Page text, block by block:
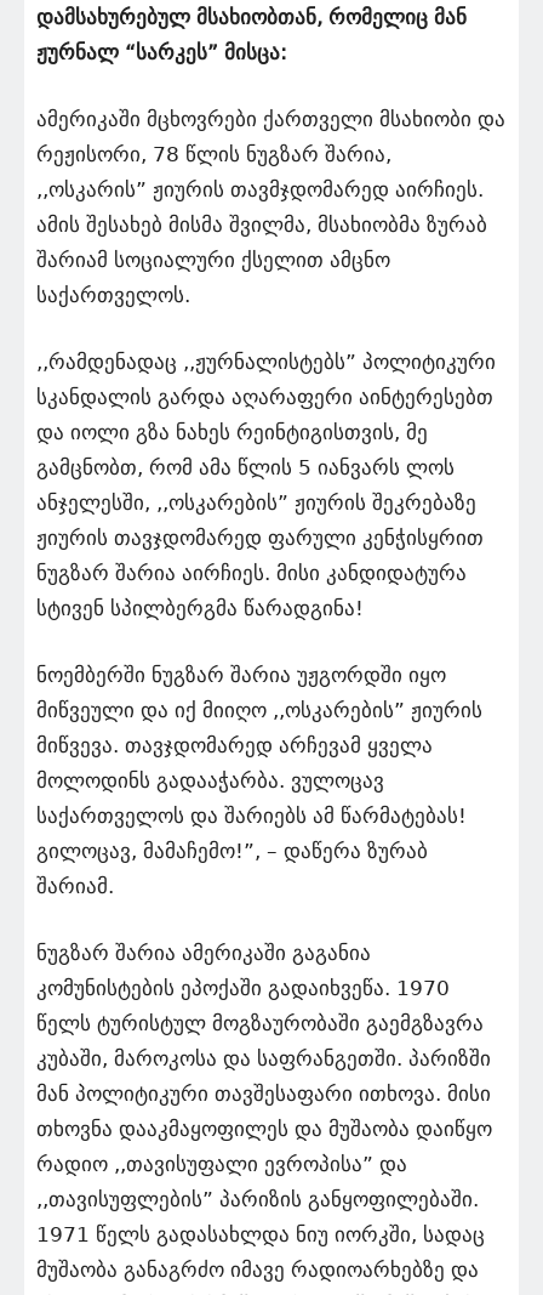
დამსახურებულ მსახიობთან, რომელიც მან
ჟურნალ “სარკეს” მისცა:
ამერიკაში მცხოვრები ქართველი მსახიობი და
რეჟისორი, 78 წლის ნუგზარ შარია,
,,ოსკარის” ჟიურის თავმჯდომარედ აირჩიეს.
ამის შესახებ მისმა შვილმა, მსახიობმა ზურაბ
შარიამ სოციალური ქსელით ამცნო
საქართველოს.
,,რამდენადაც ,,ჟურნალისტებს” პოლიტიკური
სკანდალის გარდა აღარაფერი აინტერესებთ
და იოლი გზა ნახეს რეინტიგისთვის, მე
გამცნობთ, რომ ამა წლის 5 იანვარს ლოს
ანჯელესში, ,,ოსკარების” ჟიურის შეკრებაზე
ჟიურის თავჯდომარედ ფარული კენჭისყრით
ნუგზარ შარია აირჩიეს. მისი კანდიდატურა
სტივენ სპილბერგმა წარადგინა!
ნოემბერში ნუგზარ შარია უჟგორდში იყო
მიწვეული და იქ მიიღო ,,ოსკარების” ჟიურის
მიწვევა. თავჯდომარედ არჩევამ ყველა
მოლოდინს გადააჭარბა. ვულოცავ
საქართველოს და შარიებს ამ წარმატებას!
გილოცავ, მამაჩემო!”, – დაწერა ზურაბ
შარიამ.
ნუგზარ შარია ამერიკაში გაგანია
კომუნისტების ეპოქაში გადაიხვეწა. 1970
წელს ტურისტულ მოგზაურობაში გაემგზავრა
კუბაში, მაროკოსა და საფრანგეთში. პარიზში
მან პოლიტიკური თავშესაფარი ითხოვა. მისი
თხოვნა დააკმაყოფილეს და მუშაობა დაიწყო
რადიო ,,თავისუფალი ევროპისა” და
,,თავისუფლების” პარიზის განყოფილებაში.
1971 წელს გადასახლდა ნიუ იორკში, სადაც
მუშაობა განაგრძო იმავე რადიოარხებზე და